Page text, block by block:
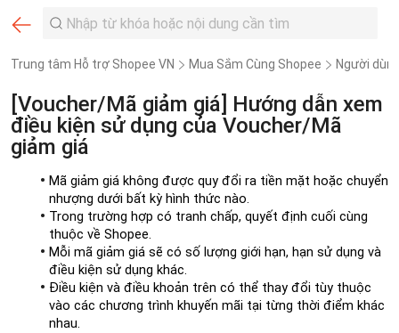
Trung tâm Hỗ trợ Shopee VN Mua Sắm Cùng Shopee Người
[Voucher/Mã giảm giá] Hướng dẫn xem
điều kiện sử dụng của Voucher/Mã
giảm giá
Mã giảm giá không được quy đổi ra tiền mặt hoặc chuyển
nhượng dưới bất kỳ hình thức nào.
Trong trường hợp có tranh chấp, quyết định cuối cùng
thuộc về Shopee.
Mỗi mã giảm giá sẽ có số lượng giới hạn, hạn sử dụng và
điều kiện sử dụng khác.
Điều kiện và điều khoản trên có thể thay đổi tùy thuộc
vào các chương trình khuyến mãi tại từng thời điểm khác
nhau.